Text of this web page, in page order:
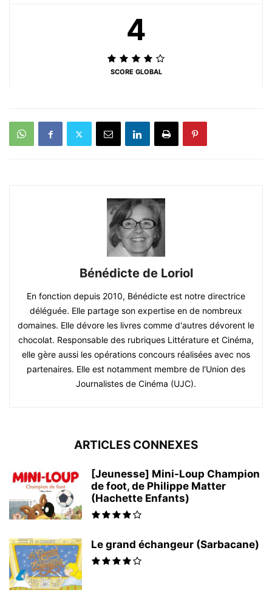
4
SCORE GLOBAL
Bénédicte de Loriol
En fonction depuis 2010, Bénédicte est notre directrice
déléguée. Elle partage son expertise en de nombreux
domaines. Elle dévore les livres comme d'autres dévorent le
chocolat. Responsable des rubriques Littérature et Cinéma,
elle gère aussi les opérations concours réalisées avec nos
partenaires. Elle est notamment membre de l'Union des
Journalistes de Cinéma (UJC).
ARTICLES CONNEXES
[Jeunesse] Mini-Loup Champion
de foot, de Philippe Matter
(Hachette Enfants)
Le grand échangeur (Sarbacane)